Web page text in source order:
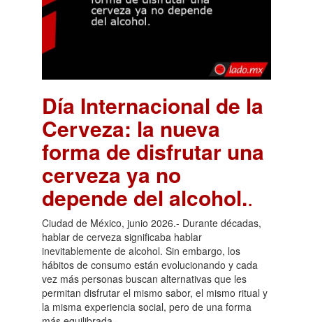
Día Internacional de la
Cerveza: la nueva
forma de disfrutar una
cerveza ya no
depende del alcohol..
Ciudad de México, junio 2026.- Durante décadas,
hablar de cerveza significaba hablar
inevitablemente de alcohol. Sin embargo, los
hábitos de consumo están evolucionando y cada
vez más personas buscan alternativas que les
permitan disfrutar el mismo sabor, el mismo ritual y
la misma experiencia social, pero de una forma